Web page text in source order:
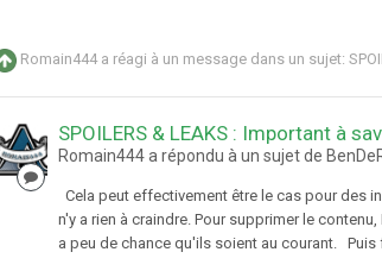
Romain444a réagi à un message dans un sujet:
SPOILERS & LEAKS : Important à
Romain444 a répondu à un sujet de
Cela peut effectivement être le cas pour des
n'y a rien à craindre. Pour supprimer le
a peu de chance qu'ils soient au courant.